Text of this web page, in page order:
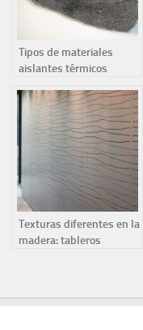
Tipos de materiales
aislantes térmicos
Texturas diferentes en la
madera: tableros